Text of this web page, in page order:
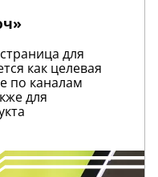
для
как целевая
по каналам
для